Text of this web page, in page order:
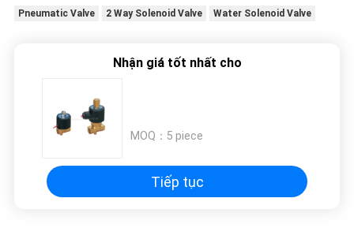
Pneumatic Valve 2 Way Solenoid Valve Water Solenoid Valve
Nhận giá tốt nhất cho
MOQ： 5 piece
Tiếp tục